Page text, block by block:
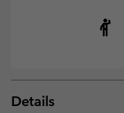
Details